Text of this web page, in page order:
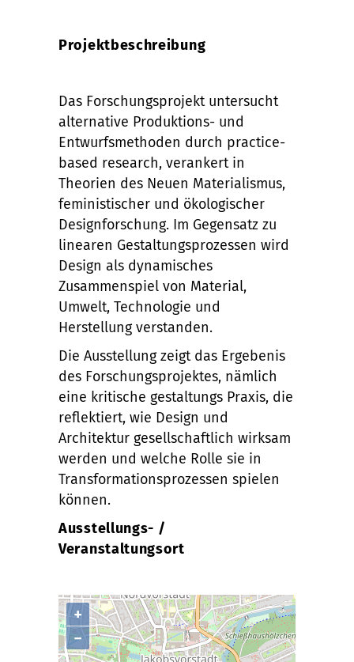
Projektbeschreibung
Das Forschungsprojekt untersucht
alternative Produktions- und
Entwurfsmethoden durch practice-
based research, verankert in
Theorien des Neuen Materialismus,
feministischer und ökologischer
Designforschung. Im Gegensatz zu
linearen Gestaltungsprozessen wird
Design als dynamisches
Zusammenspiel von Material,
Umwelt, Technologie und
Herstellung verstanden.
Die Ausstellung zeigt das Ergebenis
des Forschungsprojektes, nämlich
eine kritische gestaltungs Praxis, die
reflektiert, wie Design und
Architektur gesellschaftlich wirksam
werden und welche Rolle sie in
Transformationsprozessen spielen
können.
Ausstellungs- /
Veranstaltungsort
+
−